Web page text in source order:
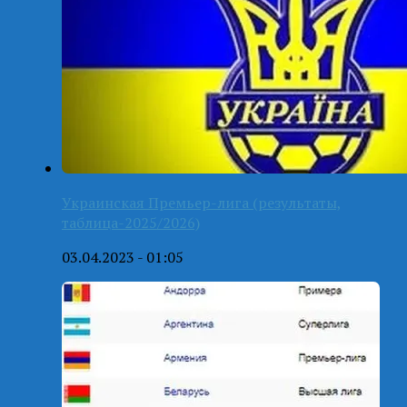
Украинская Премьер-лига (результаты,
таблица-2025/2026)
03.04.2023 - 01:05